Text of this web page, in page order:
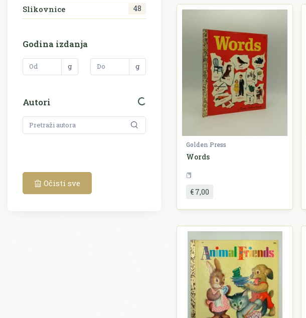
Slikovnice 48
Godina izdanja
g g
Autori
Očisti sve
Golden Press
Words
€ 7,00